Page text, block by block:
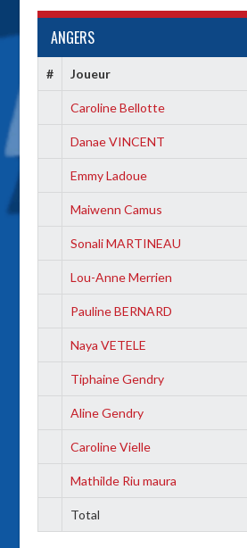
ANGERS
# Joueur
Caroline Bellotte
Danae VINCENT
Emmy Ladoue
Maiwenn Camus
Sonali MARTINEAU
Lou-Anne Merrien
Pauline BERNARD
Naya VETELE
Tiphaine Gendry
Aline Gendry
Caroline Vielle
Mathilde Riu maura
Total